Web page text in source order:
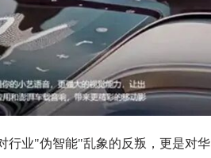
行业"伪智能"乱象的反叛，更是对华